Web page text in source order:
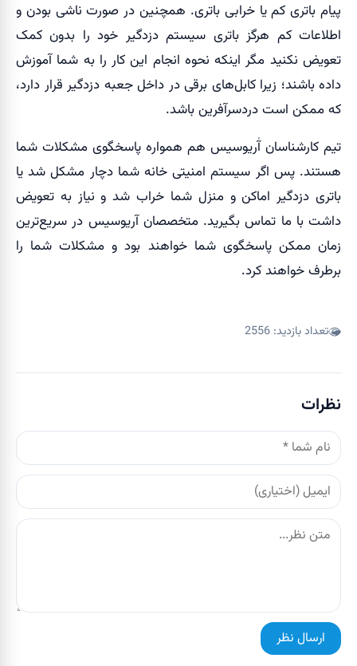
پیام باتری کم یا خرابی باتری. همچنین در صورت ناشی بودن و
اطلاعات کم هرگز باتری سیستم دزدگیر خود را بدون کمک
تعویض نکنید مگر اینکه نحوه انجام این کار را به شما آموزش
داده باشند؛ زیرا کابل‌های برقی در داخل جعبه دزدگیر قرار دارد،
که ممکن است دردسرآفرین باشد.
تیم کارشناسان آٰریوسیس هم همواره پاسخگوی مشکلات شما
هستند. پس اگر سیستم امنیتی خانه شما دچار مشکل شد یا
باتری دزدگیر اماکن و منزل شما خراب شد و نیاز به تعویض
داشت با ما تماس بگیرید. متخصصان آریوسیس در سریع‌ترین
زمان ممکن پاسخگوی شما خواهند بود و مشکلات شما را
برطرف خواهند کرد.
تعداد بازدید: 2556
نظرات
ارسال نظر